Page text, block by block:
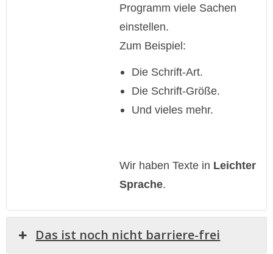
Programm viele Sachen
einstellen.
Zum Beispiel:
Die Schrift-Art.
Die Schrift-Größe.
Und vieles mehr.
Wir haben Texte in Leichter
Sprache.
Das ist noch nicht barriere-frei